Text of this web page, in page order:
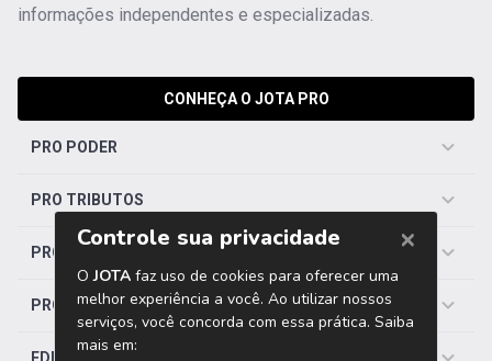
informações independentes e especializadas.
CONHEÇA O JOTA PRO
PRO PODER
PRO TRIBUTOS
PRO TRABALHISTA
PRO SAÚDE